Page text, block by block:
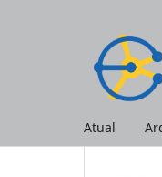
Atual